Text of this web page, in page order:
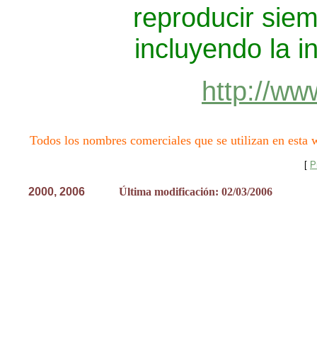
reproducir
incluyendo la
http://
Todos los nombres comerciales que se utilizan en esta
[
2000, 2006 Última modificación: 02/03/2006